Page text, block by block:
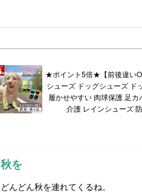
★ポイント5倍★【前後違い
シューズ ドッグシューズ ド
履かせやすい 肉球保護 足
介護 レインシューズ
秋を
どんどん秋を連れてくるね。